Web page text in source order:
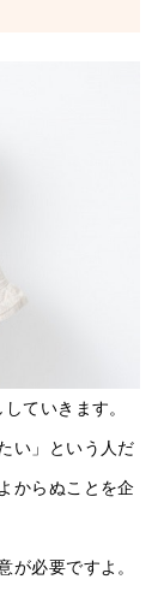
ていきます。
い」という人だ
からぬことを企
が必要ですよ。